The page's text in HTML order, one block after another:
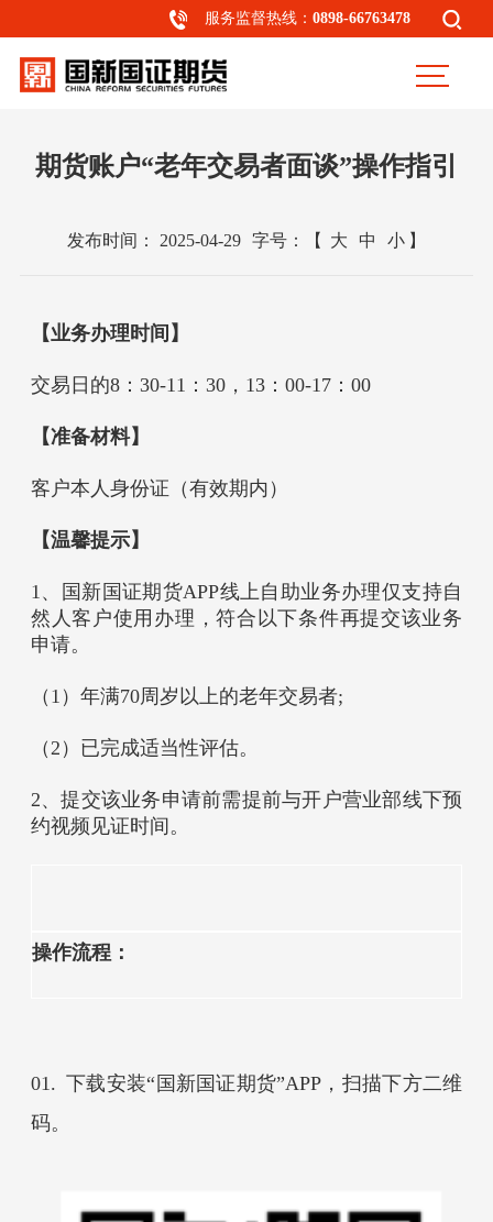
服务监督热线：0898-66763478
期货账户“老年交易者面谈”操作指引
发布时间： 2025-04-29 字号： 【 大 中 小 】
【业务办理时间】
交易日的8：30-11：30，13：00-17：00
【准备材料】
客户本人身份证（有效期内）
【温馨提示】
1、国新国证期货APP线上自助业务办理仅支持自
然人客户使用办理，符合以下条件再提交该业务
申请。
（1）年满70周岁以上的老年交易者;
（2）已完成适当性评估。
2、提交该业务申请前需提前与开户营业部线下预
约视频见证时间。
操作流程：
01. 下载安装“ 国新国证期货”APP，扫描下方二维
码。